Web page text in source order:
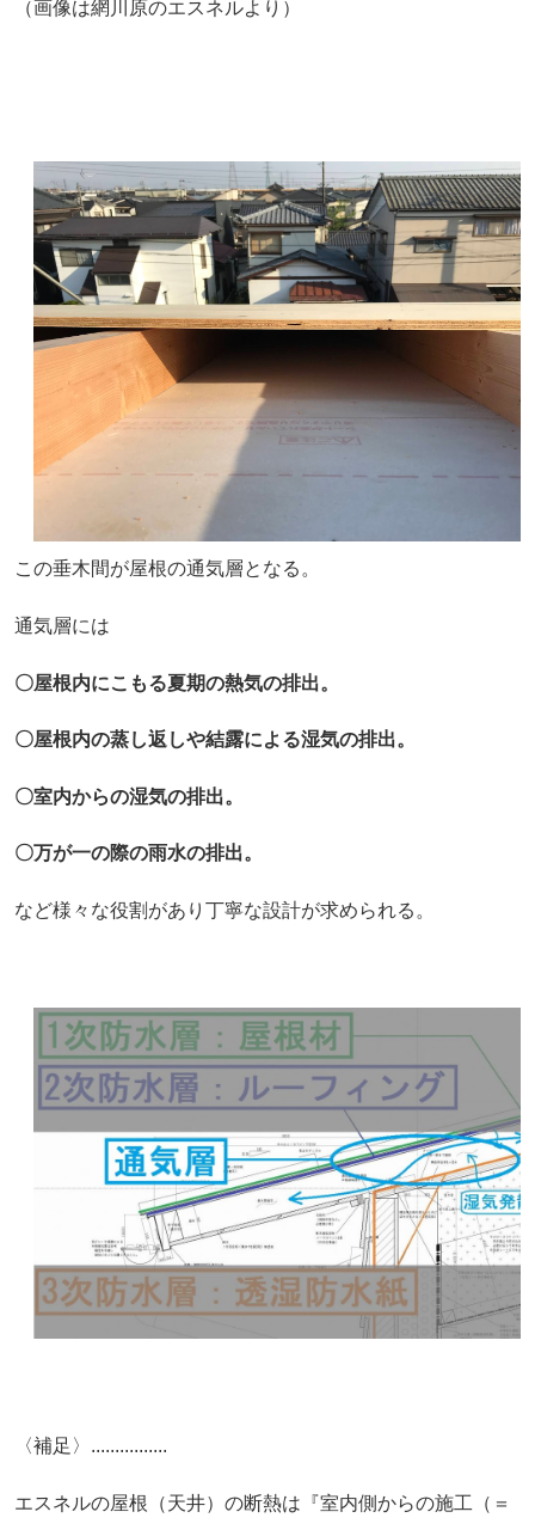
（画像は網川原のエスネルより）
この垂木間が屋根の通気層となる。
通気層には
〇屋根内にこもる夏期の熱気の排出。
〇屋根内の蒸し返しや結露による湿気の排出。
〇室内からの湿気の排出。
〇万が一の際の雨水の排出。
など様々な役割があり丁寧な設計が求められる。
〈補足〉................
エスネルの屋根（天井）の断熱は『室内側からの施工（＝